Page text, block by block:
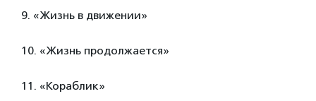
9. «Жизнь в движении»
10. «Жизнь продолжается»
11. «Кораблик»